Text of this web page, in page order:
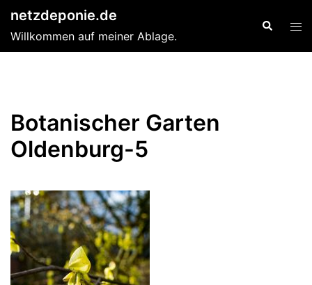
springen
netzdeponie.de
Willkommen auf meiner Ablage.
Suche
Botanischer Garten
Oldenburg-5